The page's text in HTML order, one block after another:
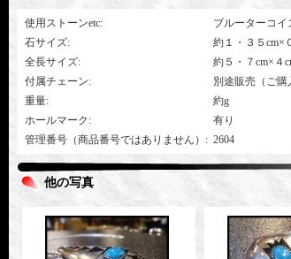
使用ストーンetc:
ブルーターコイ
石サイズ:
約１・３５cm×
全長サイズ:
約５・７cm×４
付属チェーン:
別途販売（ご購
重量:
約g
ホールマーク :
有り
管理番号（商品番号ではありません） : 2604
他の写真